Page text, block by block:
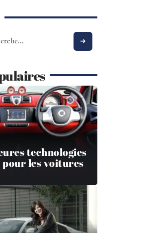
technologies
pour les voitures